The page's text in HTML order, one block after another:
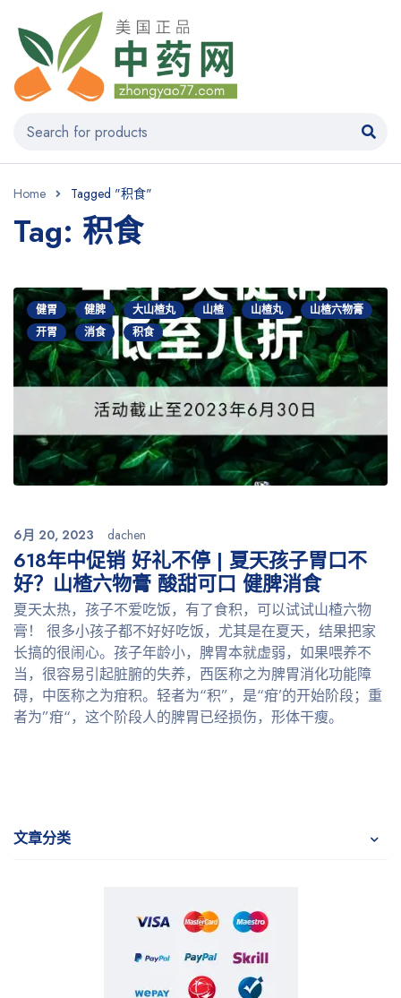
Home Tagged "积食"
Tag: 积食
健胃 健脾 大山楂丸 山楂 山楂丸
山楂六物膏
开胃
消食 积食
6月 20, 2023 dachen
618年中促销 好礼不停 | 夏天孩子胃口不
好？山楂六物膏 酸甜可口 健脾消食
夏天太热，孩子不爱吃饭，有了食积，可以试试山楂六物
膏！ 很多小孩子都不好好吃饭，尤其是在夏天，结果把家
长搞的很闹心。孩子年龄小，脾胃本就虚弱，如果喂养不
当，很容易引起脏腑的失养，西医称之为脾胃消化功能障
碍，中医称之为疳积。轻者为“积”，是“疳’的开始阶段；重
者为”疳“，这个阶段人的脾胃已经损伤，形体干瘦。
文章分类